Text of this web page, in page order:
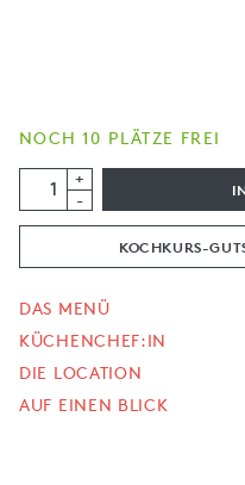
NOCH 10 PLÄTZE FREI
+
-
KOCHKURS-
DAS MENÜ
KÜCHENCHEF:IN
DIE LOCATION
AUF EINEN BLICK